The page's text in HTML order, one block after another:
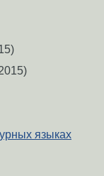
языках